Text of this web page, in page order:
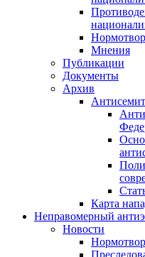
Мнения
Публикации
Документы
Архив
Карта
Неправомерный
Новости